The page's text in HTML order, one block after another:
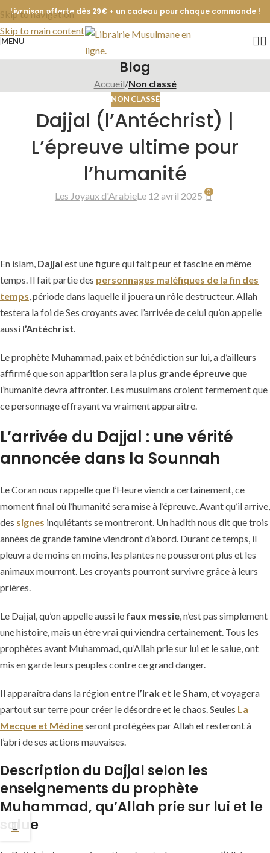
Skip to navigation
Skip to main content
Livraison offerte dès 29€ + un cadeau pour chaque commande !
MENU
Blog
Accueil/Non classé
NON CLASSÉ
Dajjal (l’Antéchrist) |
L’épreuve ultime pour
l’humanité
Les Joyaux d'ArabieLe 12 avril 2025 0
En islam, Dajjal est une figure qui fait peur et fascine en même
temps. Il fait partie des personnages maléfiques de la fin des
temps , période dans laquelle il jouera un rôle destructeur. Allah
testera la foi de Ses croyants avec l’arrivée de celui qu’on appelle
aussi l’Antéchrist
Le prophète Muhammad, paix et bénédiction sur lui, a d’ailleurs
affirmé que son apparition sera la plus grande épreuveque
l’humanité devra affronter. Les musulmans croient fermement que
ce personnage effrayant va vraiment apparaître.
L’arrivée du Dajjal : une vérité
annoncée dans la Sounnah
Le Coran nous rappelle que l’Heure viendra certainement, ce
moment final où l’humanité sera mise à l’épreuve. Avant qu’il arrive,
des signes inquiétants se montreront. Un hadith nous dit que trois
années de grande famine viendront d’abord. Durant ce temps, il
pleuvra de moins en moins, les plantes ne pousseront plus et les
animaux mourront. Les croyants pourront survivre grâce à leurs
prières.
Le Dajjal, qu’on appelle aussi le faux messie , n’est pas simplement
une histoire, mais un être vrai qui viendra certainement. Tous les
prophètes avant Muhammad, qu’Allah prie sur lui et le salue, ont
mis en garde leurs peuples contre ce grand danger.
Il apparaîtra dans la région entre l’Irak et le Sham , et voyagera
partout sur terre pour créer le désordre et le chaos. Seules La
Mecque et Médineseront protégées par Allah et resteront à
l’abri de ses actions mauvaises.
Description du Dajjal selon les
enseignements du prophète
Muhammad, qu’Allah prie sur lui et le
salue